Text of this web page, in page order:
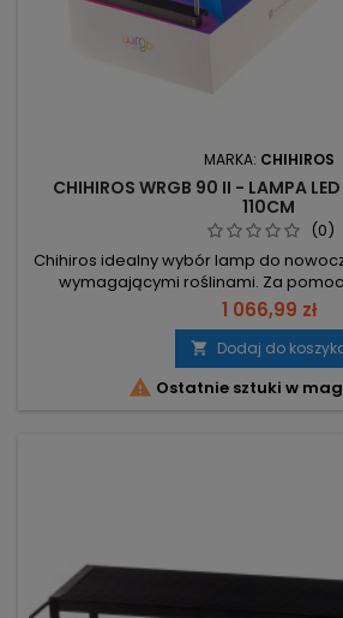
MARKA: CHIHIROS
CHIHIROS WRGB 90 II - LAMPA
110CM
(0)
Chihiros idealny wybór lamp do
wymagającymi roślinami. Za
kontrolera Bluetooth oraz aplikacji
zmieniać kolor i jasność światła
W łatwy sposób ustawisz wschód i
lepszych warunków dla
1 066,99 zł
 Dodaj do
 Ostatnie sztuki w